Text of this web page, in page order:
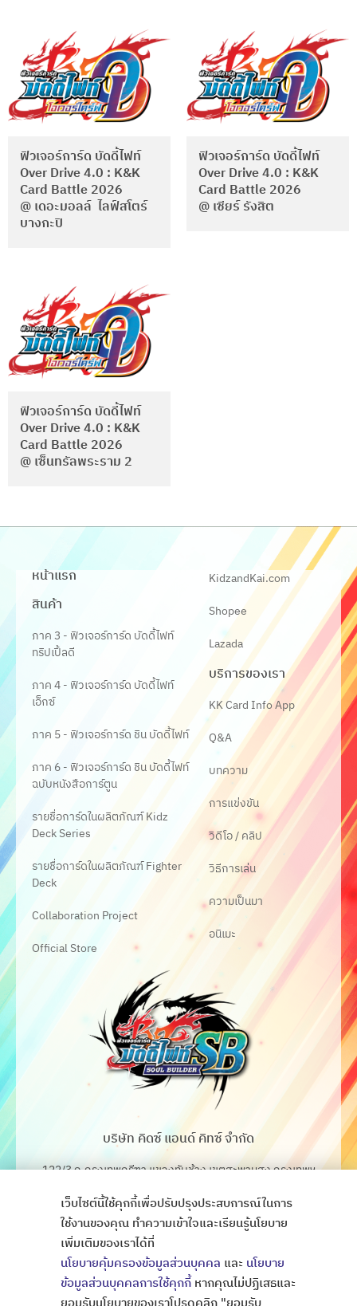
ฟิวเจอร์การ์ด บัดดี้ไฟท์
Over Drive 4.0 : K&K
Card Battle 2026
@ เดอะมอลล์ ไลฟ์สโตร์
บางกะปิ
ฟิวเจอร์การ์ด บัดดี้ไฟท์
Over Drive 4.0 : K&K
Card Battle 2026
@ เซียร์ รังสิต
ฟิวเจอร์การ์ด บัดดี้ไฟท์
Over Drive 4.0 : K&K
Card Battle 2026
@ เซ็นทรัลพระราม 2
หน้าแรก
สินค้า
ภาค 3 - ฟิวเจอร์การ์ด บัดดี้ไฟท์
ทริปเปิ้ลดี
ภาค 4 - ฟิวเจอร์การ์ด บัดดี้ไฟท์
เอ็กซ์
ภาค 5 - ฟิวเจอร์การ์ด ชิน บัดดี้ไฟท์
ภาค 6 - ฟิวเจอร์การ์ด ชิน บัดดี้ไฟท์
ฉบับหนังสือการ์ตูน
รายชื่อการ์ดในผลิตภัณฑ์ Kidz
Deck Series
รายชื่อการ์ดในผลิตภัณฑ์ Fighter
Deck
Collaboration Project
Official Store
KidzandKai.com
Shopee
Lazada
บริการของเรา
KK Card Info App
Q&A
บทความ
การแข่งขัน
วิดีโอ / คลิป
วิธีการเล่น
ความเป็นมา
อนิเมะ
บริษัท คิดซ์ แอนด์ คิทซ์ จำกัด
122/3 ถ.กรุงเทพกรีฑา แขวงทับช้าง เขตสะพานสูง กรุงเทพฯ
โทร. 02-368-4106-7
Fax. 02-368-4105
เว็บไซต์นี้ใช้คุกกี้เพื่อปรับปรุงประสบการณ์ในการ
ใช้งานของคุณ ทำความเข้าใจและเรียนรู้นโยบาย
เพิ่มเติมของเราได้ที่
นโยบายคุ้มครองข้อมูลส่วนบุคคล และ นโยบาย
ข้อมูลส่วนบุคคลการใช้คุกกี้หากคุณไม่ปฏิเสธและ